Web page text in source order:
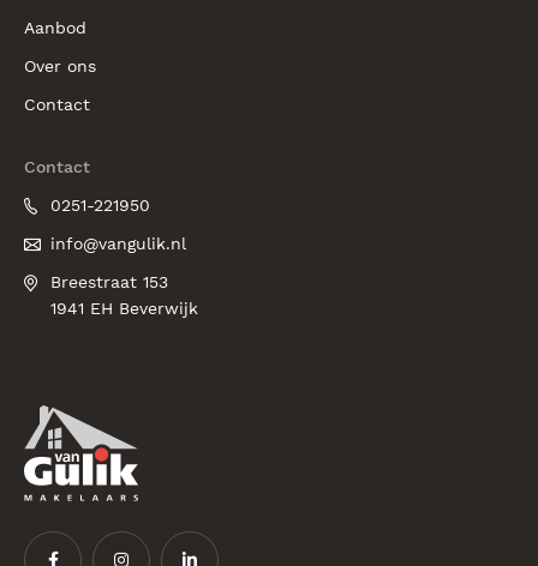
Aanbod
Over ons
Contact
Contact
0251-221950
info@vangulik.nl
Breestraat 153
1941 EH Beverwijk